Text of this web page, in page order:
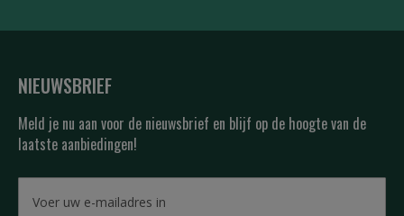
NIEUWSBRIEF
Meld je nu aan voor de nieuwsbrief en blijf op de hoogte van de
laatste aanbiedingen!